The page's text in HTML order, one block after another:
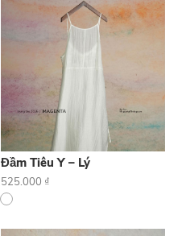
Đầm Tiêu Y – Lý
525.000 ₫